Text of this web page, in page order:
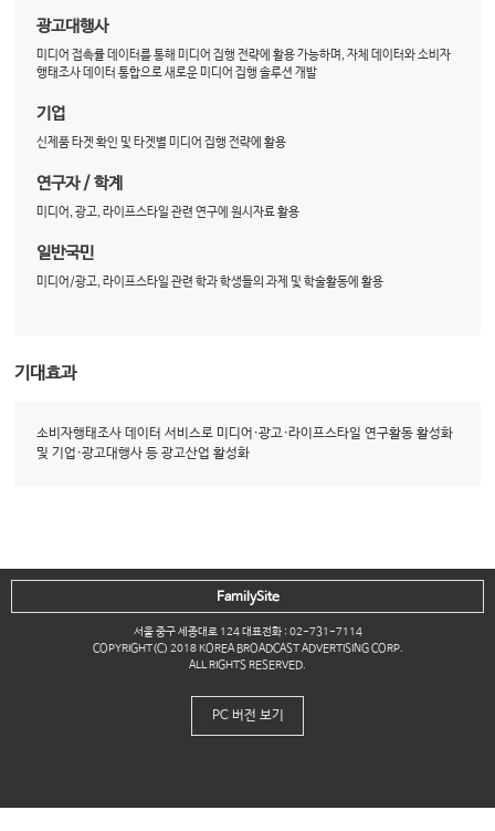
광고대행사
미디어 접촉률 데이터를 통해 미디어 집행 전략에 활용 가능하며, 자체 데이터와 소비자
행태조사 데이터 통합으로 새로운 미디어 집행 솔루션 개발
기업
신제품 타겟 확인 및 타겟별 미디어 집행 전략에 활용
연구자 / 학계
미디어, 광고, 라이프스타일 관련 연구에 원시자료 활용
일반국민
미디어/광고, 라이프스타일 관련 학과 학생들의 과제 및 학술활동에 활용
기대효과
소비자행태조사 데이터 서비스로 미디어·광고·라이프스타일 연구활동 활성화
및 기업·광고대행사 등 광고산업 활성화
서울 중구 세종대로 124 대표전화 : 02-731-7114
COPYRIGHT(C) 2018 KOREA BROADCAST ADVERTISING CORP.
ALL RIGHTS RESERVED.
FamilySite
PC 버전 보기